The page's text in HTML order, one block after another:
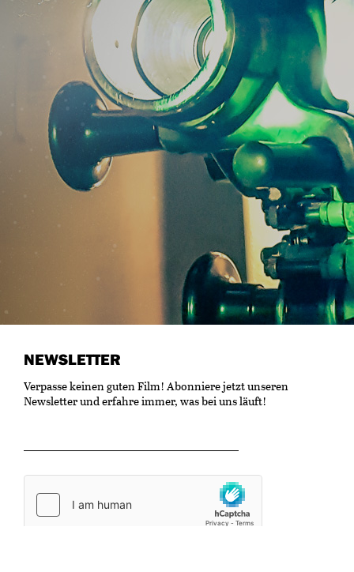
NEWSLETTER
Verpasse keinen guten Film! Abonniere jetzt unseren
Newsletter und erfahre immer, was bei uns läuft!